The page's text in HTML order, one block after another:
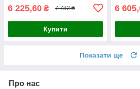
6 225,60 ₴ 7 782 ₴
Купити
6
Показати ще
Про нас